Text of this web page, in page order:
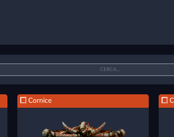
Cornice